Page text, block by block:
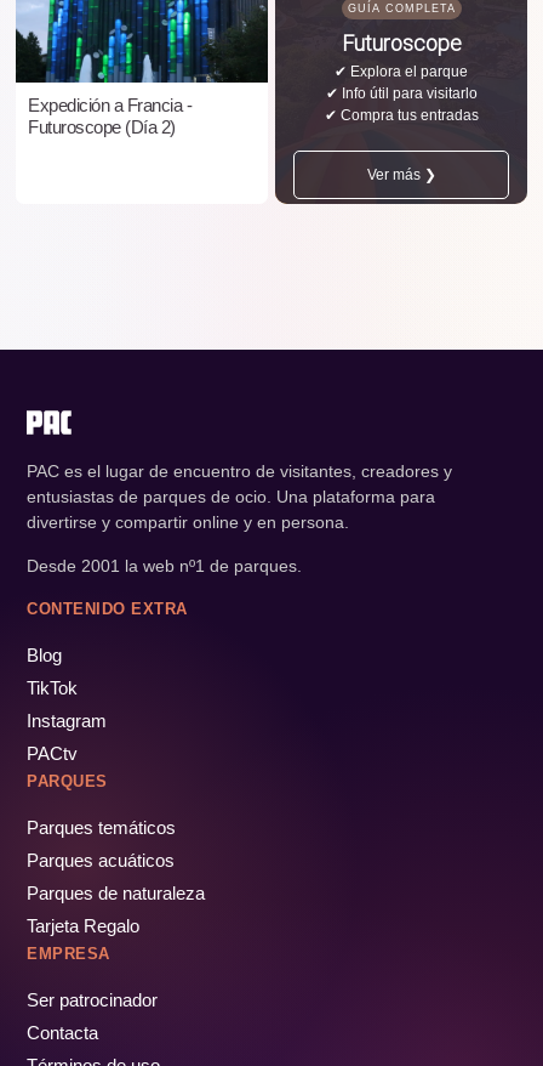
Expedición a Francia -
Futuroscope (Día 2)
GUÍA COMPLETA
Futuroscope
✔ Explora el parque
✔ Info útil para visitarlo
✔ Compra tus entradas
Ver más ❯
PAC es el lugar de encuentro de visitantes, creadores y
entusiastas de parques de ocio. Una plataforma para
divertirse y compartir online y en persona.
Desde 2001 la web nº1 de parques.
CONTENIDO EXTRA
Blog
TikTok
Instagram
PACtv
PARQUES
Parques temáticos
Parques acuáticos
Parques de naturaleza
Tarjeta Regalo
EMPRESA
Ser patrocinador
Contacta